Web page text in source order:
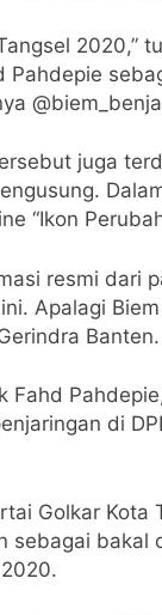
2020,”
Pahdepie
juga
“Ikon
resmi dari
Apalagi
Banten.
Fahd
di
Golkar Kota
sebagai